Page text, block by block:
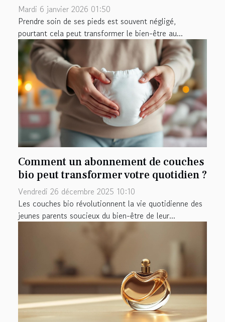
Mardi 6 janvier 2026 01:50
Prendre soin de ses pieds est souvent négligé,
pourtant cela peut transformer le bien-être au...
Comment un abonnement de couches
bio peut transformer votre quotidien ?
Vendredi 26 décembre 2025 10:10
Les couches bio révolutionnent la vie quotidienne des
jeunes parents soucieux du bien-être de leur...